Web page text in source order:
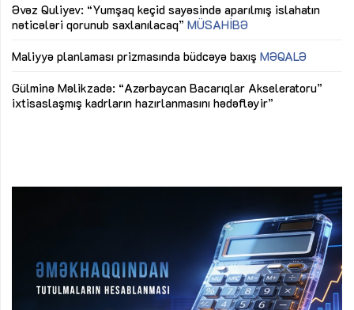
Əvəz Quliyev: “Yumşaq keçid sayəsində aparılmış islahatın
nəticələri qorunub saxlanılacaq” MÜSAHİBƏ
Maliyyə planlaması prizmasında büdcəyə baxış MƏQALƏ
Gülminə Məlikzadə: “Azərbaycan Bacarıqlar Akseleratoru”
ixtisaslaşmış kadrların hazırlanmasını hədəfləyir”